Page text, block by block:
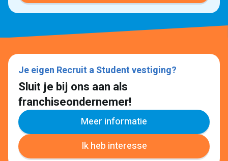
Je eigen Recruit a Student vestiging?
Sluit je bij ons aan als
franchiseondernemer!
Meer informatie
Ik heb interesse